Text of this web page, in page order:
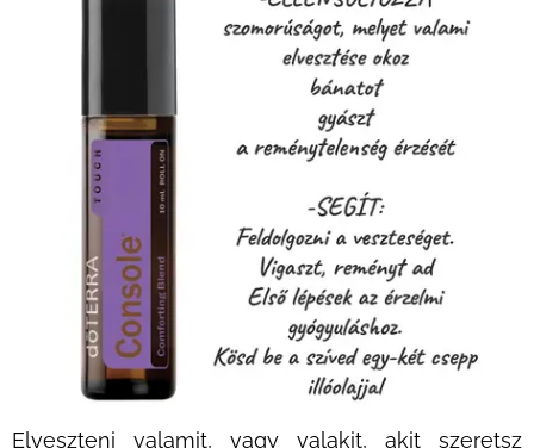
Elveszteni valamit, vagy valakit, akit szeretsz